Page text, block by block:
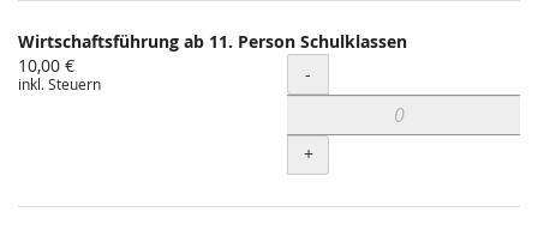
Wirtschaftsführung ab 11. Person Schulklassen
10,00 €
inkl. Steuern Menge
-
+